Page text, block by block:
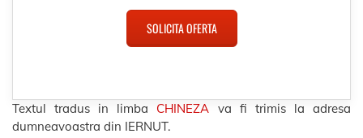
SOLICITA OFERTA
Textul tradus in limba CHINEZA va fi trimis la adresa
dumneavoastra din IERNUT.